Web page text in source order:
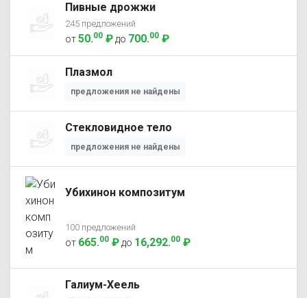
Пивные дрожжи
245 предложений
от50.00 ₽ до 700.00 ₽
Плазмол
предложения не найдены
Стекловидное тело
предложения не найдены
Убихинон композитум
100 предложений
от 665.00 ₽ до 16,292.00 ₽
Галиум-Хеель